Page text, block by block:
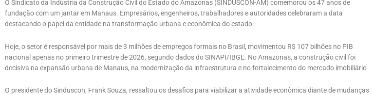
O Sindicato da Indústria da Construção Civil do Estado do Amazonas (SINDUSCON-AM) comemorou os 47 anos de
fundação com um jantar em Manaus. Empresários, engenheiros, trabalhadores e autoridades celebraram a data
destacando o papel da entidade na transformação urbana e econômica do estado.
Hoje, o setor é responsável por mais de 3 milhões de empregos formais no Brasil, movimentou R$ 107 bilhões no PIB
nacional apenas no primeiro trimestre de 2026, segundo dados do SINAPI/IBGE. No Amazonas, a construção civil foi
decisiva na expansão urbana de Manaus, na modernização da infraestrutura e no fortalecimento do mercado imobiliário
O presidente do Sinduscon, Frank Souza, ressaltou os desafios para viabilizar a atividade econômica diante de mudanças